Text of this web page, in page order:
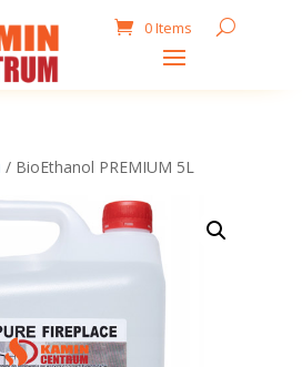
0 Items
/ BioEthanol PREMIUM 5L